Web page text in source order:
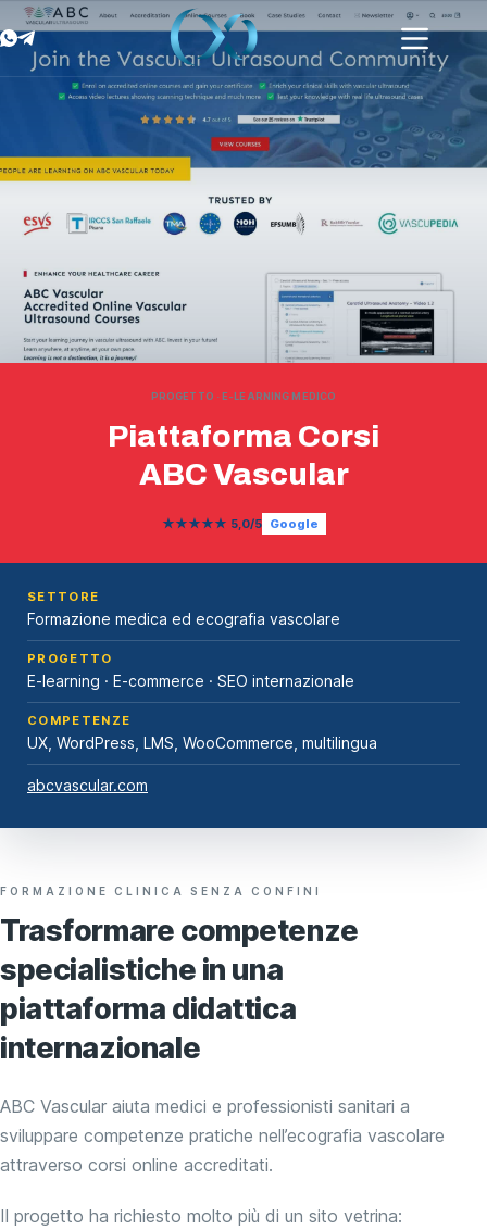
PROGETTO · E-LEARNING MEDICO
Piattaforma Corsi
ABC Vascular
★★★★★ 5,0/5 Google
SETTORE
Formazione medica ed ecografia vascolare
PROGETTO
E-learning · E-commerce · SEO internazionale
COMPETENZE
UX, WordPress, LMS, WooCommerce, multilingua
abcvascular.com
FORMAZIONE CLINICA SENZA CONFINI
Trasformare competenze
specialistiche in una
piattaforma didattica
internazionale
ABC Vascular aiuta medici e professionisti sanitari a
sviluppare competenze pratiche nell’ecografia vascolare
attraverso corsi online accreditati.
Il progetto ha richiesto molto più di un sito vetrina: